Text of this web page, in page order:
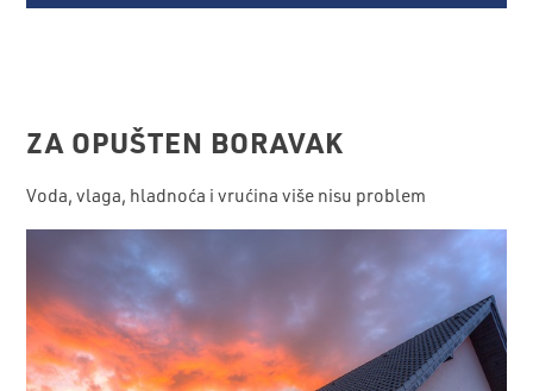
ZA OPUŠTEN BORAVAK
Voda, vlaga, hladnoća i vrućina više nisu problem